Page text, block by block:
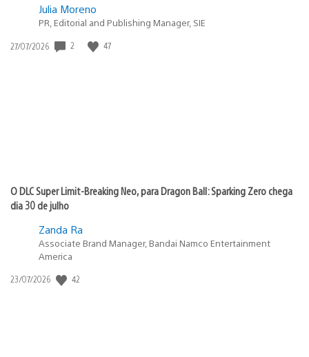
Julia Moreno
PR, Editorial and Publishing Manager, SIE
Data
27/07/2026 2 47
O DLC Super Limit-Breaking Neo, para Dragon Ball: Sparking Zero chega
dia 30 de julho
Zanda Ra
Associate Brand Manager, Bandai Namco Entertainment
America
Data
23/07/2026 42